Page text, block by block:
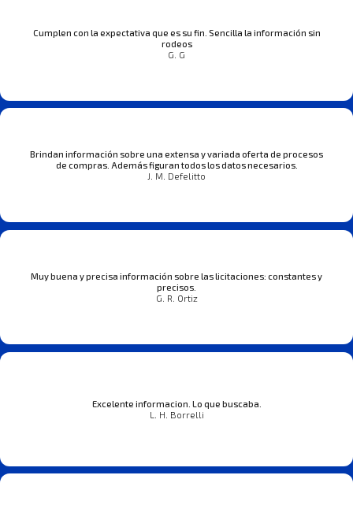
Cumplen con la expectativa que es su fin. Sencilla la información sin
rodeos
G. G
Brindan información sobre una extensa y variada oferta de procesos
de compras. Además figuran todos los datos necesarios.
J. M. Defelitto
Muy buena y precisa información sobre las licitaciones: constantes y
precisos.
G. R. Ortiz
Excelente informacion. Lo que buscaba.
L. H. Borrelli